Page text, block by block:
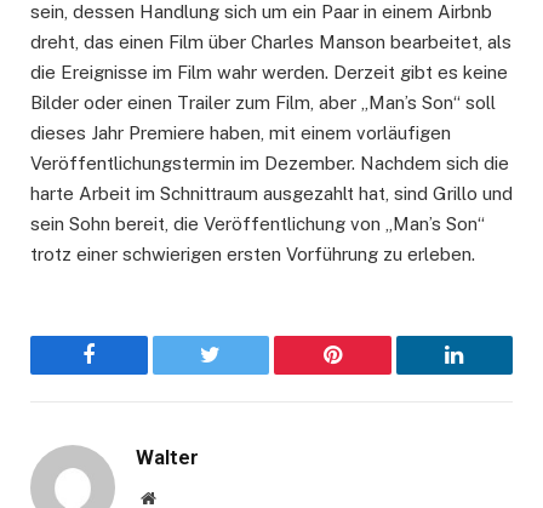
sein, dessen Handlung sich um ein Paar in einem Airbnb
dreht, das einen Film über Charles Manson bearbeitet, als
die Ereignisse im Film wahr werden. Derzeit gibt es keine
Bilder oder einen Trailer zum Film, aber „Man’s Son“ soll
dieses Jahr Premiere haben, mit einem vorläufigen
Veröffentlichungstermin im Dezember. Nachdem sich die
harte Arbeit im Schnittraum ausgezahlt hat, sind Grillo und
sein Sohn bereit, die Veröffentlichung von „Man’s Son“
trotz einer schwierigen ersten Vorführung zu erleben.
Facebook Twitter Pinterest LinkedIn
Walter
Website